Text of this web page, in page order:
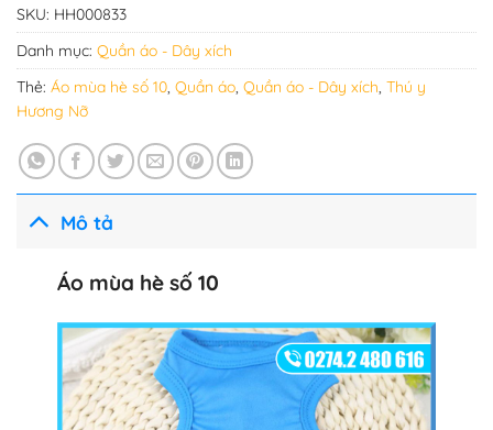
SKU: HH000833
Danh mục: Quần áo - Dây xích
Thẻ: Áo mùa hè số 10, Quần áo, Quần áo - Dây xích, Thú y
Hương Nỡ
Mô tả
Áo mùa hè số 10